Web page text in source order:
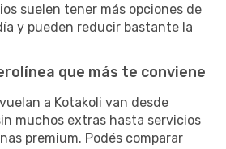
suelen tener más opciones de
y pueden reducir bastante la
que más te conviene
a Kotakoli van desde
muchos extras hasta servicios
premium. Podés comparar